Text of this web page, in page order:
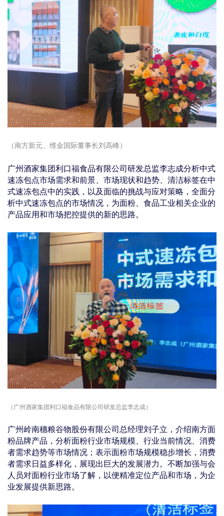
（南方新元、维金国际董事长刘高峰）
广州酒家集团利口福食品有限公司研发总监李志成分析中式
速冻包点市场需求和前景、市场现状和趋势、清洁标签在中
式速冻包点中的实践，以及面临的挑战与应对策略，全面分
析中式速冻包点的市场情况，为面粉、食品工业相关企业的
产品应用和市场把控提供的新的思路。
（广州酒家集团利口福食品有限公司研发总监李志成）
广州岭南穗粮谷物股份有限公司总经理刘子立，介绍南方面
粉品牌产品， 分析面粉行业市场规模、行业当前情况、消费
者需求趋势等市场情况； 表示面粉市场规模稳步增长，消费
者需求日益多样化，展现出巨大的发展潜力。 不断加强与会
人员对面粉行业市场了解，以便精准定位产品和市场，为企
业发展提供新思路。